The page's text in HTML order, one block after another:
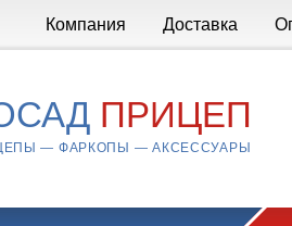
Компания Доставка
ПРИЦЕП
— ФАРКОПЫ — АКСЕССУАРЫ